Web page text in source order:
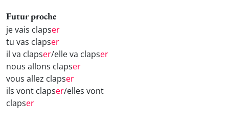
Futur proche
je vais clapser
tu vas clapser
il va clapser/elle va clapser
nous allons clapser
vous allez clapser
ils vont clapser/elles vont
clapser